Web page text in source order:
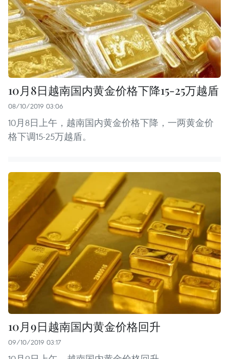
10月8日越南国内黄金价格下降15-25万越盾
08/10/2019 03:06
10月8日上午，越南国内黄金价格下降，一两黄金价
格下调15-25万越盾。
10月9日越南国内黄金价格回升
09/10/2019 03:17